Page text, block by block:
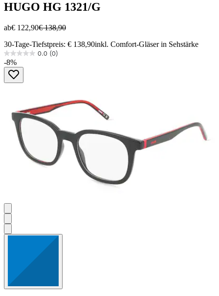
HUGO HG 1321/G
ab€ 122,90€ 138,90
30-Tage-Tiefstpreis: € 138,90inkl. Comfort-Gläser in Sehstärke
0.0 (0)
0.0
von
Sternen.
-8%